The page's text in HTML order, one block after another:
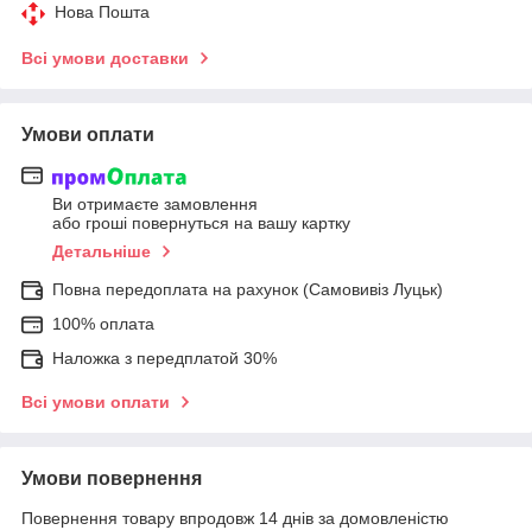
Нова Пошта
Всі умови доставки
Умови оплати
Ви отримаєте замовлення
або гроші повернуться на вашу картку
Детальніше
Повна передоплата на рахунок (Самовивіз Луцьк)
100% оплата
Наложка з передплатой 30%
Всі умови оплати
Умови повернення
Повернення товару впродовж 14 днів за домовленістю